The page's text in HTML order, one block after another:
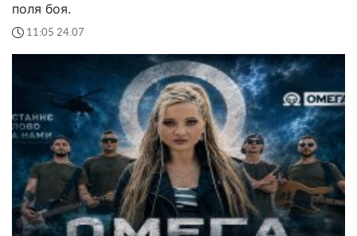
поля боя.
11:05 24.07